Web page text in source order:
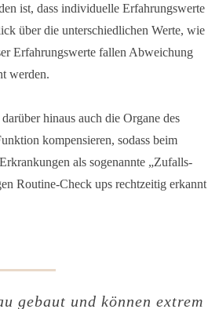
ist, dass individuelle Erfahrungswerte
über die unterschiedlichen Werte, wie
Erfahrungswerte fallen Abweichung
werden.
hinaus auch die Organe des
kompensieren, sodass beim
als sogenannte „Zufalls-
Routine-Check ups rechtzeitig erkannt
gebaut und können extrem